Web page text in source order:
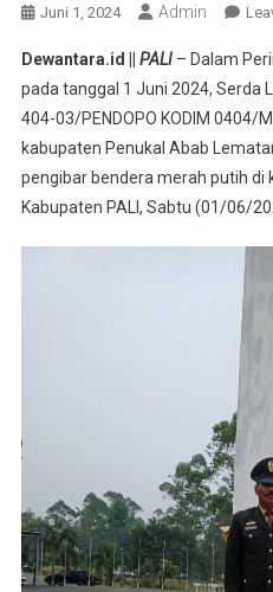
Juni 1, 2024 Admin
Dewantara.id || PALI– Dalam
pada tanggal 1 Juni 2024, Serda
404-03/PENDOPO KODIM 0404/
kabupaten Penukal Abab
pengibar bendera merah putih di
Kabupaten PALI, Sabtu (01/06/